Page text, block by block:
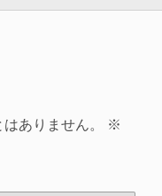
ありません。
※